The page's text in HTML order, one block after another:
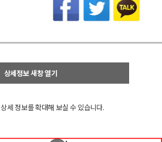
상세정보 새창 열기
상세 정보를 확대해 보실 수 있습니다.